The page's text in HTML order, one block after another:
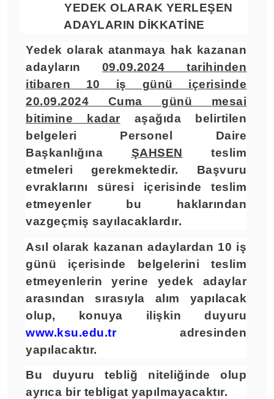
YEDEK OLARAK YERLEŞEN
ADAYLARIN DİKKATİNE
Yedek olarak atanmaya hak kazanan
adayların 09.09.2024 tarihinden
itibaren 10 iş günü içerisinde
20.09.2024 Cuma günü mesai
bitimine kadar aşağıda belirtilen
belgeleri Personel Daire
Başkanlığına ŞAHSEN teslim
etmeleri gerekmektedir. Başvuru
evraklarını süresi içerisinde teslim
etmeyenler bu haklarından
vazgeçmiş sayılacaklardır.
Asıl olarak kazanan adaylardan 10 iş
günü içerisinde belgelerini teslim
etmeyenlerin yerine yedek adaylar
arasından sırasıyla alım yapılacak
olup, konuya ilişkin duyuru
www.ksu.edu.tradresinden
yapılacaktır.
Bu duyuru tebliğ niteliğinde olup
ayrıca bir tebligat yapılmayacaktır.